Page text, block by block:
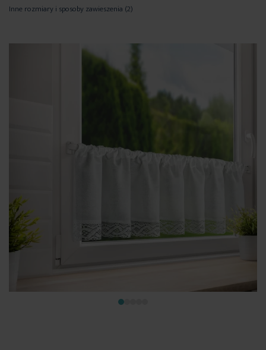
Inne rozmiary i sposoby zawieszenia (2)